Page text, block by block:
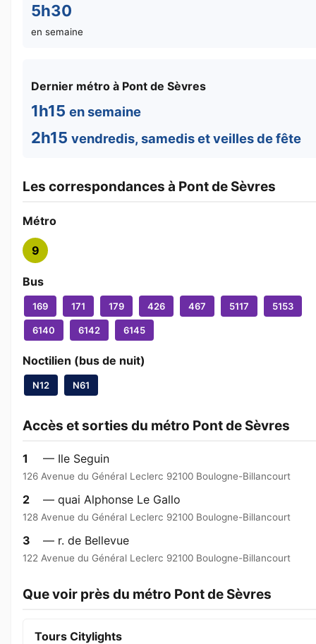
5h30
en semaine
Dernier métro à Pont de Sèvres
1h15 en semaine
2h15 vendredis, samedis et veilles de fête
Les correspondances à Pont de Sèvres
Métro
9
Bus
169 171 179 426 467 5117 5153
6140 6142 6145
Noctilien (bus de nuit)
N12 N61
Accès et sorties du métro Pont de Sèvres
1 — Ile Seguin
126 Avenue du Général Leclerc 92100 Boulogne-Billancourt
2 — quai Alphonse Le Gallo
128 Avenue du Général Leclerc 92100 Boulogne-Billancourt
3 — r. de Bellevue
122 Avenue du Général Leclerc 92100 Boulogne-Billancourt
Que voir près du métro Pont de Sèvres
Tours Citylights